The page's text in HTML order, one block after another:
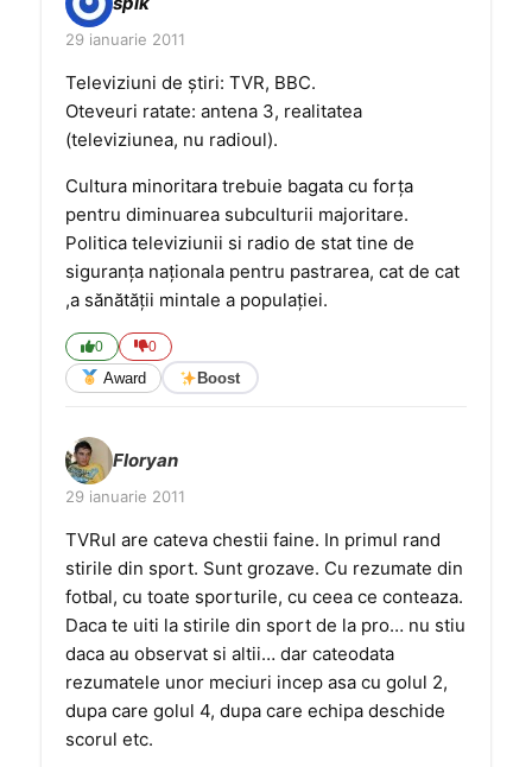
29 ianuarie 2011
Televiziuni de știri: TVR, BBC.
Oteveuri ratate: antena 3, realitatea
(televiziunea, nu radioul).
Cultura minoritara trebuie bagata cu forța
pentru diminuarea subculturii majoritare.
Politica televiziunii si radio de stat tine de
siguranța naționala pentru pastrarea, cat de cat
,a sănătății mintale a populației.
0 0
Award Boost
Floryan
29 ianuarie 2011
TVRul are cateva chestii faine. In primul rand
stirile din sport. Sunt grozave. Cu rezumate din
fotbal, cu toate sporturile, cu ceea ce conteaza.
Daca te uiti la stirile din sport de la pro… nu stiu
daca au observat si altii… dar cateodata
rezumatele unor meciuri incep asa cu golul 2,
dupa care golul 4, dupa care echipa deschide
scorul etc.